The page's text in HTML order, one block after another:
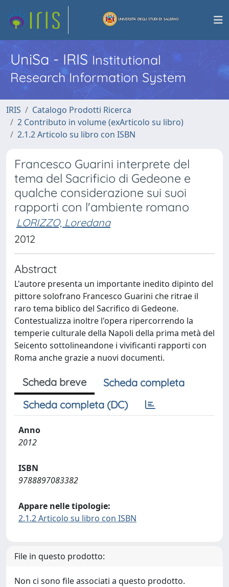
UniSa - IRISInstitutional
Research Information System
IRIS
Catalogo Prodotti Ricerca
2 Contributo in volume (exArticolo su libro)
2.1.2 Articolo su libro con ISBN
Francesco Guarini interprete del
tema del Sacrificio di Gedeone e
qualche considerazione sui suoi
rapporti con l'ambiente romano
LORIZZO, Loredana
2012
Abstract
L'autore presenta un importante inedito dipinto del
pittore solofrano Francesco Guarini che ritrae il
raro tema biblico del Sacrifico di Gedeone.
Contestualizza inoltre l'opera ripercorrendo la
temperie culturale della Napoli della prima metà del
Seicento sottolineandone i vivificanti rapporti con
Roma anche grazie a nuovi documenti.
Scheda breve
Scheda completa
Scheda completa (DC)
Anno
2012
ISBN
9788897083382
Appare nelle tipologie:
2.1.2 Articolo su libro con ISBN
File in questo prodotto:
Non ci sono file associati a questo prodotto.